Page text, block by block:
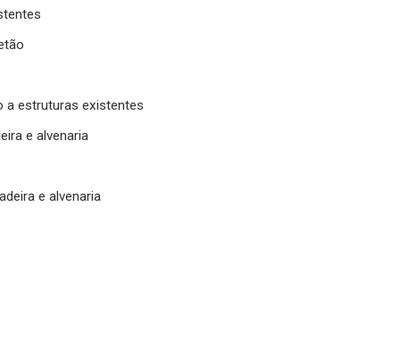
a estruturas existentes
e alvenaria
e alvenaria